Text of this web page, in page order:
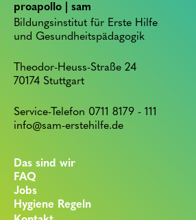
proapollo | sam
Bildungsinstitut für Erste Hilfe
und Gesundheitspädagogik
Theodor-Heuss-Straße 24
70174 Stuttgart
Service-Telefon 0711 8179 - 111
info@sam-erstehilfe.de
Das sind wir
FAQ
Jobs
Hygiene Regeln